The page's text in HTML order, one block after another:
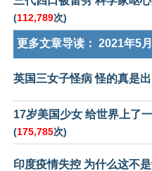
(112,789次)
更多文章导读： 2021年5
英国三女子怪病 怪的真是
17岁美国少女 给世界上了
(175,785次)
印度疫情失控 为什么这不